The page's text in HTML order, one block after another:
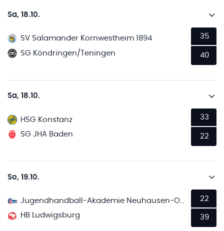
Sa, 18.10.
SV Salamander Kornwestheim 1894
SG Köndringen/Teningen
35
40
Sa, 18.10.
HSG Konstanz
SG JHA Baden
33
22
So, 19.10.
HB Ludwigsburg
22
39